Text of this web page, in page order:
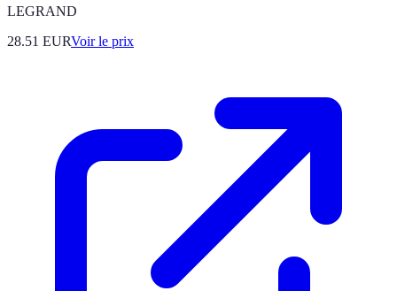
LEGRAND
28.51 EURVoir le prix